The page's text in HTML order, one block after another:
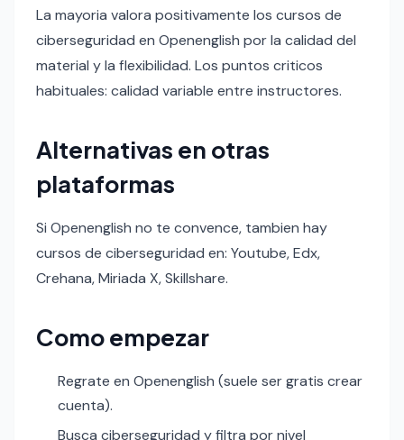
La mayoria valora positivamente los cursos de
ciberseguridad en Openenglish por la calidad del
material y la flexibilidad. Los puntos criticos
habituales: calidad variable entre instructores.
Alternativas en otras
plataformas
Si Openenglish no te convence, tambien hay
cursos de ciberseguridad en: Youtube, Edx,
Crehana, Miriada X, Skillshare.
Como empezar
Regrate en Openenglish (suele ser gratis crear
cuenta).
Busca ciberseguridad y filtra por nivel